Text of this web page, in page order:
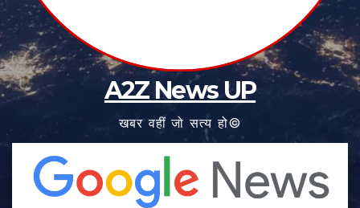
A2Z News UP
खबर वहीं जो सत्य हो©